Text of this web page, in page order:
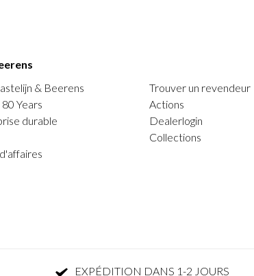
& Beerens
Years
durable
Trouver un revendeur
Actions
Dealerlogin
Collections
EXPÉDITION DANS 1-2 JOURS